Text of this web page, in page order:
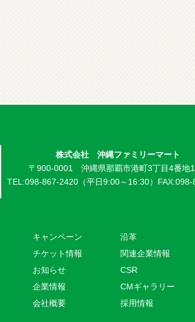
株式会社 沖縄ファミリーマート
〒900-0001 沖縄県那覇市港町3丁目4番地
TEL:098-867-2420（平日9:00～16:30）
キャンペーン
チケット情報
お知らせ
企業情報
会社概要
沿革
関連企業情報
CSR
CMギャラリー
採用情報